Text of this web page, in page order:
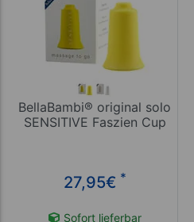
BellaBambi® original solo
SENSITIVE Faszien Cup
27,95€ *
Sofort lieferbar